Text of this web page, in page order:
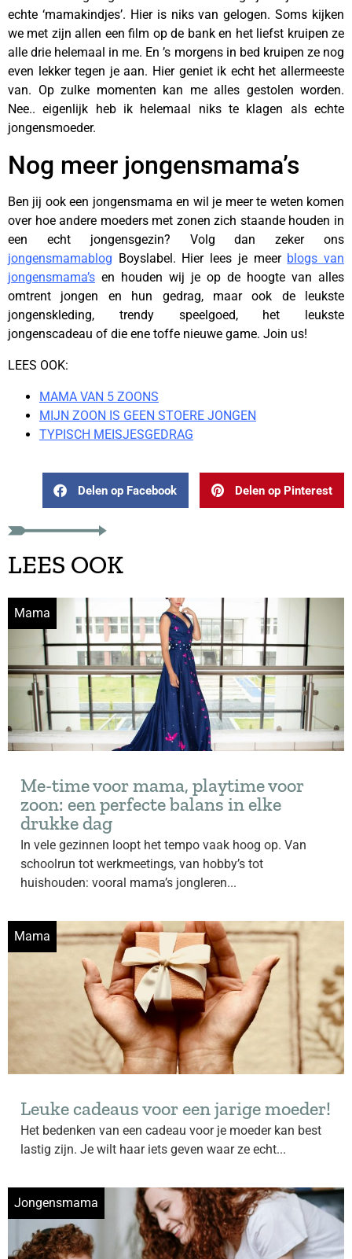
echte ‘mamakindjes’. Hier is niks van gelogen. Soms kijken
we met zijn allen een film op de bank en het liefst kruipen ze
alle drie helemaal in me. En ’s morgens in bed kruipen ze nog
even lekker tegen je aan. Hier geniet ik echt het allermeeste
van. Op zulke momenten kan me alles gestolen worden.
Nee.. eigenlijk heb ik helemaal niks te klagen als echte
jongensmoeder.
Nog meer jongensmama’s
Ben jij ook een jongensmama en wil je meer te weten komen
over hoe andere moeders met zonen zich staande houden in
een echt jongensgezin? Volg dan zeker ons
jongensmamablog Boyslabel. Hier lees je meer blogs van
jongensmama’s en houden wij je op de hoogte van alles
omtrent jongen en hun gedrag, maar ook de leukste
jongenskleding, trendy speelgoed, het leukste
jongenscadeau of die ene toffe nieuwe game. Join us!
LEES OOK:
MAMA VAN 5 ZOONS
MIJN ZOON IS GEEN STOERE JONGEN
TYPISCH MEISJESGEDRAG
Delen op Facebook Delen op Pinterest
LEES OOK
Mama
Me-time voor mama, playtime voor
zoon: een perfecte balans in elke
drukke dag
In vele gezinnen loopt het tempo vaak hoog op. Van
schoolrun tot werkmeetings, van hobby’s tot
huishouden: vooral mama’s jongleren...
Mama
Leuke cadeaus voor een jarige moeder!
Het bedenken van een cadeau voor je moeder kan best
lastig zijn. Je wilt haar iets geven waar ze echt...
Jongensmama